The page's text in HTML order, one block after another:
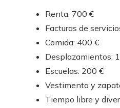
Renta: 700 €
Facturas de
Comida: 400 €
Desplazamientos:
Escuelas: 200 €
Vestimenta y
Tiempo libre y